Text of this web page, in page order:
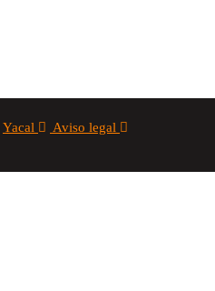
Yacal Aviso legal